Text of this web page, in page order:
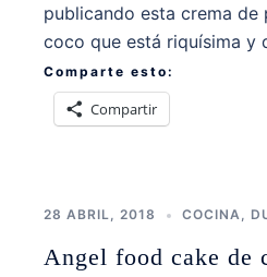
publicando esta crema de
coco que está riquísima y
Comparte esto:
Compartir
28 ABRIL, 2018 COCINA
Angel food cake de